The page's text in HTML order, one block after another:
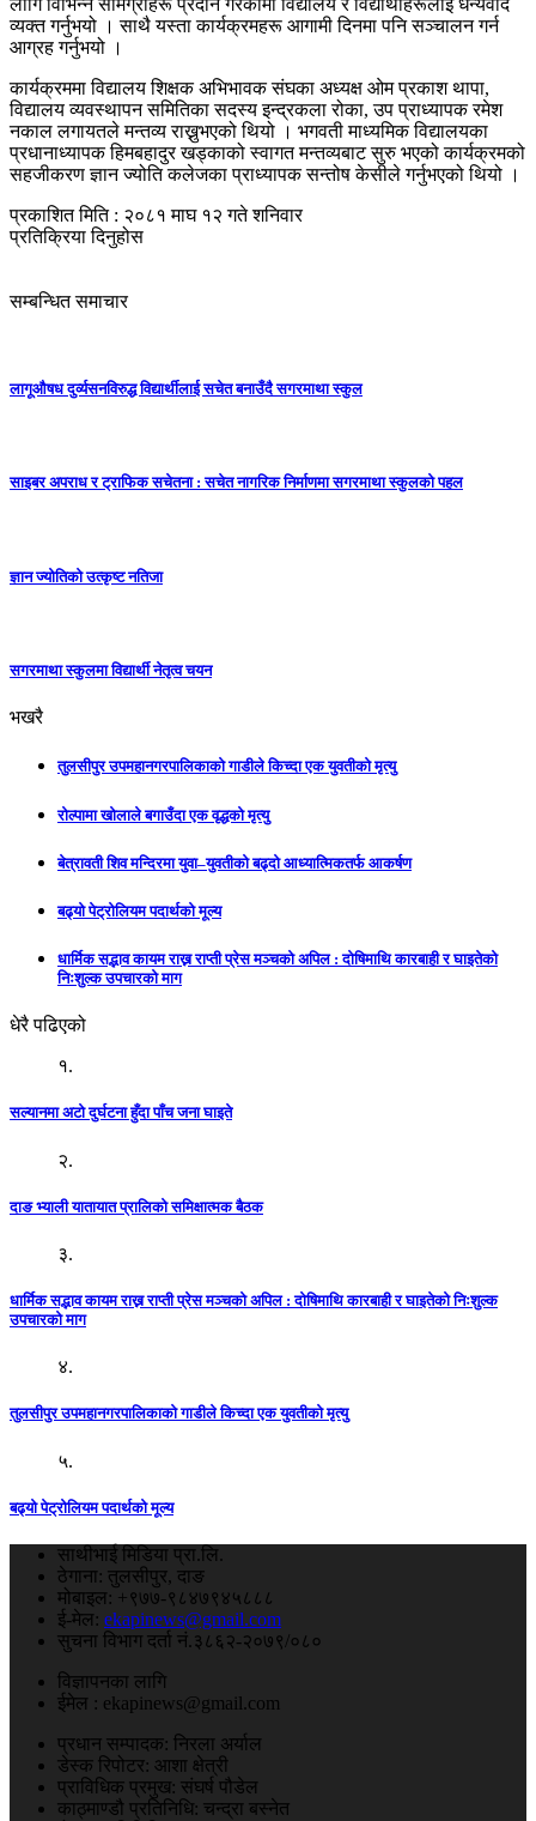
व्यक्त गर्नुभयो । साथै यस्ता कार्यक्रमहरू आगामी दिनमा पनि सञ्चालन गर्न
आग्रह गर्नुभयो ।
कार्यक्रममा विद्यालय शिक्षक अभिभावक संघका अध्यक्ष ओम प्रकाश थापा,
विद्यालय व्यवस्थापन समितिका सदस्य इन्द्रकला रोका, उप प्राध्यापक रमेश
नकाल लगायतले मन्तव्य राख्नुभएको थियो । भगवती माध्यमिक विद्यालयका
प्रधानाध्यापक हिमबहादुर खड्काको स्वागत मन्तव्यबाट सुरु भएको कार्यक्रमको
सहजीकरण ज्ञान ज्योति कलेजका प्राध्यापक सन्तोष केसीले गर्नुभएको थियो ।
प्रकाशित मिति : २०८१ माघ १२ गते शनिवार
प्रतिक्रिया दिनुहोस
सम्बन्धित समाचार
लागूऔषध दुर्व्यसनविरुद्ध विद्यार्थीलाई सचेत बनाउँदै सगरमाथा स्कुल
साइबर अपराध र ट्राफिक सचेतना : सचेत नागरिक निर्माणमा सगरमाथा स्कुलको पहल
ज्ञान ज्योतिकाे उत्कृष्ट नतिजा
सगरमाथा स्कुलमा विद्यार्थी नेतृत्व चयन
भखरै
तुलसीपुर उपमहानगरपालिकाकाे गाडीले किच्दा एक युवतीकाे मृत्यु
रोल्पामा खोलाले बगाउँदा एक वृद्धको मृत्यु
बेत्रावती शिव मन्दिरमा युवा–युवतीको बढ्दो आध्यात्मिकतर्फ आकर्षण
बढ्यो पेट्रोलियम पदार्थको मूल्य
धार्मिक सद्भाव कायम राख्न राप्ती प्रेस मञ्चको अपिल : दाेषिमाथि कारबाही र घाइतेको
निःशुल्क उपचारको माग
धेरै पढिएको
१.
सल्यानमा अटो दुर्घटना हुँदा पाँच जना घाइते
२.
दाङ भ्याली यातायात प्रालिको समिक्षात्मक बैठक
३.
धार्मिक सद्भाव कायम राख्न राप्ती प्रेस मञ्चको अपिल : दाेषिमाथि कारबाही र घाइतेको निःशुल्क
उपचारको माग
४.
तुलसीपुर उपमहानगरपालिकाकाे गाडीले किच्दा एक युवतीकाे मृत्यु
५.
बढ्यो पेट्रोलियम पदार्थको मूल्य
साथीभाई मिडिया प्रा.लि.
ठेगाना: तुलसीपुर, दाङ
मोबाइल: +९७७-९८४७९४५८८८
ई-मेल: ekapinews@gmail.com
सुचना विभाग दर्ता नं.३८६२-२०७९/०८०
विज्ञापनका लागि
ईमेल : ekapinews@gmail.com
प्रधान सम्पादक: निरला अर्याल
डेस्क रिपोटर: आशा क्षेत्री
प्राविधिक प्रमुख: संघर्ष पौडेल
काठ्माण्डौ प्रतिनिधि: चन्द्रा बस्नेत